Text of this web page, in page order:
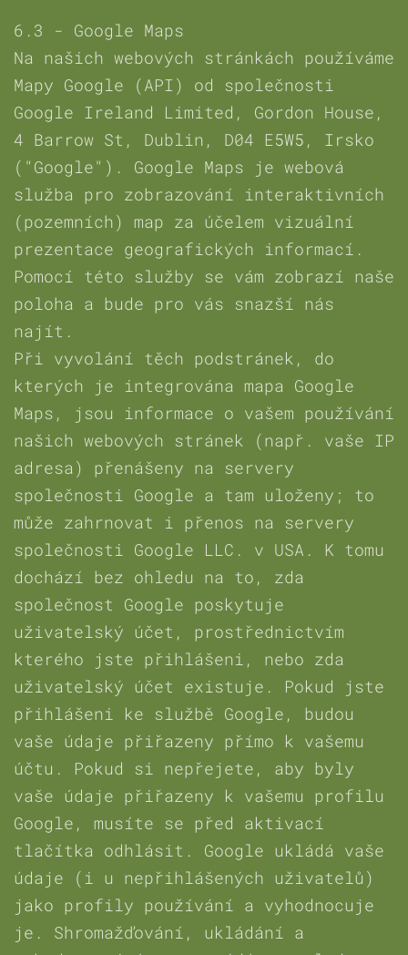
6.3 - Google Maps
Na našich webových stránkách používáme
Mapy Google (API) od společnosti
Google Ireland Limited, Gordon House,
4 Barrow St, Dublin, D04 E5W5, Irsko
("Google"). Google Maps je webová
služba pro zobrazování interaktivních
(pozemních) map za účelem vizuální
prezentace geografických informací.
Pomocí této služby se vám zobrazí naše
poloha a bude pro vás snazší nás
najít.
Při vyvolání těch podstránek, do
kterých je integrována mapa Google
Maps, jsou informace o vašem používání
našich webových stránek (např. vaše IP
adresa) přenášeny na servery
společnosti Google a tam uloženy; to
může zahrnovat i přenos na servery
společnosti Google LLC. v USA. K tomu
dochází bez ohledu na to, zda
společnost Google poskytuje
uživatelský účet, prostřednictvím
kterého jste přihlášeni, nebo zda
uživatelský účet existuje. Pokud jste
přihlášeni ke službě Google, budou
vaše údaje přiřazeny přímo k vašemu
účtu. Pokud si nepřejete, aby byly
vaše údaje přiřazeny k vašemu profilu
Google, musíte se před aktivací
tlačítka odhlásit. Google ukládá vaše
údaje (i u nepřihlášených uživatelů)
jako profily používání a vyhodnocuje
je. Shromažďování, ukládání a